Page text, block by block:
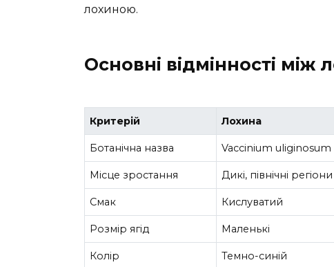
лохиною.
Основні відмінності між
Критерій Лохина
Ботанічна назва Vaccinium uliginosum
Місце зростання Дикі, північні регіони
Смак Кислуватий
Розмір ягід Маленькі
Колір Темно-синій